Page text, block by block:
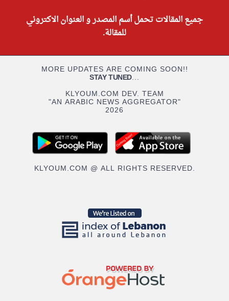
جميع المقالات تحمل أسم المصدر و العنوان الاكتروني
للمقالة.
MORE UPDATES ARE COMING SOON!!
STAY TUNED...
KLYOUM.COM DEV. TEAM
"AN ARABIC NEWS AGGREGATOR"
2026
KLYOUM.COM @ ALL RIGHTS RESERVED.